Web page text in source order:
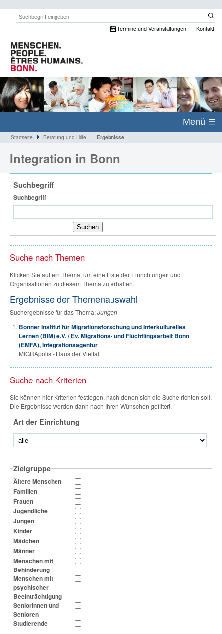
Suchwort:
Termine und Veranstaltungen Kontakt
Menü
Startseite Beratung und Hilfe Ergebnisse
Integration in Bonn
Suchbegriff
Suchbegriff
Suche nach Themen
Klicken Sie auf ein Thema, um eine Liste der Einrichtungen und
Organisationen zu diesem Thema zu erhalten.
Ergebnisse der Themenauswahl
Suchergebnisse für das Thema:Jungen
Bonner Institut für Migrationsforschung und Interkulturelles
Lernen (BIM) e.V. / Ev. Migrations- und Flüchtlingsarbeit Bonn
(EMFA), Integrationsagentur
MIGRApolis - Haus der Vielfalt
Suche nach Kriterien
Sie können hier Kriterien festlegen, nach denen sich die Suche richten soll.
Die Ergebnisse werden dann nach Ihren Wünschen gefiltert.
Art der Einrichtung
Zielgruppe
Ältere Menschen
Familien
Frauen
Jugendliche
Jungen
Kinder
Mädchen
Männer
Menschen mit
Behinderung
Menschen mit
psychischer
Beeinträchtigung
Seniorinnen und
Senioren
Studierende